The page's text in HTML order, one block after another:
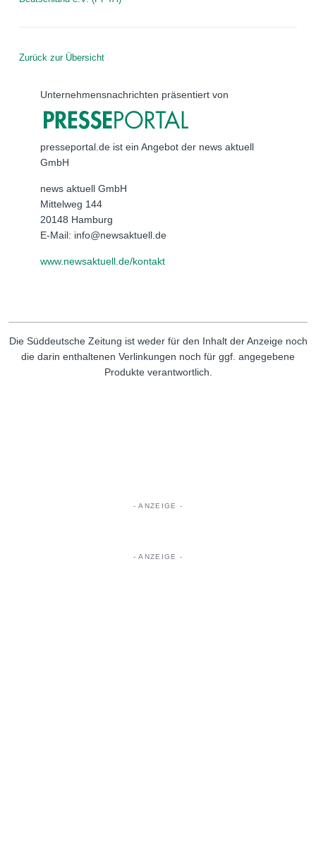
Zurück zur Übersicht
Unternehmensnachrichten präsentiert von
presseportal.de ist ein Angebot der news aktuell
GmbH
news aktuell GmbH
Mittelweg 144
20148 Hamburg
E-Mail: info@newsaktuell.de
www.newsaktuell.de/kontakt
Die Süddeutsche Zeitung ist weder für den Inhalt der Anzeige noch
die darin enthaltenen Verlinkungen noch für ggf. angegebene
Produkte verantwortlich.